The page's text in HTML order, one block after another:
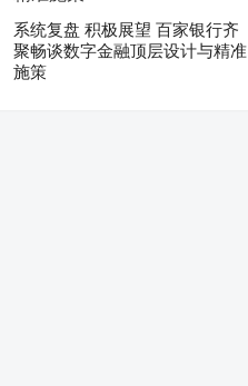
系统复盘 积极展望 百家银行齐
聚畅谈数字金融顶层设计与精准
施策